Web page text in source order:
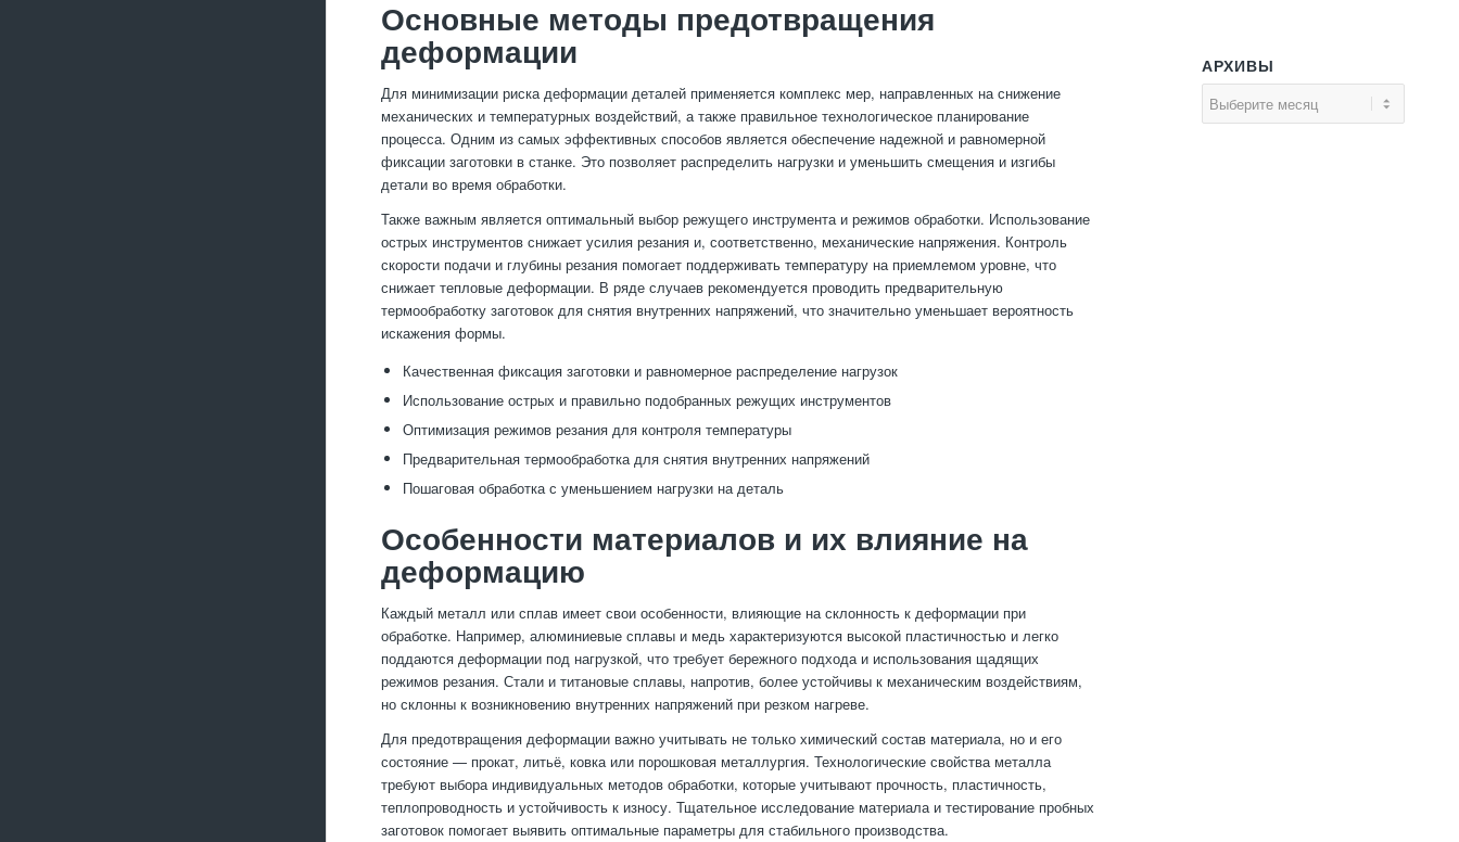
Основные методы предотвращения
деформации
Для минимизации риска деформации деталей применяется комплекс мер, направленных на снижение
механических и температурных воздействий, а также правильное технологическое планирование
процесса. Одним из самых эффективных способов является обеспечение надежной и равномерной
фиксации заготовки в станке. Это позволяет распределить нагрузки и уменьшить смещения и изгибы
детали во время обработки.
Также важным является оптимальный выбор режущего инструмента и режимов обработки. Использование
острых инструментов снижает усилия резания и, соответственно, механические напряжения. Контроль
скорости подачи и глубины резания помогает поддерживать температуру на приемлемом уровне, что
снижает тепловые деформации. В ряде случаев рекомендуется проводить предварительную
термообработку заготовок для снятия внутренних напряжений, что значительно уменьшает вероятность
искажения формы.
Качественная фиксация заготовки и равномерное распределение нагрузок
Использование острых и правильно подобранных режущих инструментов
Оптимизация режимов резания для контроля температуры
Предварительная термообработка для снятия внутренних напряжений
Пошаговая обработка с уменьшением нагрузки на деталь
Особенности материалов и их влияние на
деформацию
Каждый металл или сплав имеет свои особенности, влияющие на склонность к деформации при
обработке. Например, алюминиевые сплавы и медь характеризуются высокой пластичностью и легко
поддаются деформации под нагрузкой, что требует бережного подхода и использования щадящих
режимов резания. Стали и титановые сплавы, напротив, более устойчивы к механическим воздействиям,
но склонны к возникновению внутренних напряжений при резком нагреве.
Для предотвращения деформации важно учитывать не только химический состав материала, но и его
состояние — прокат, литьё, ковка или порошковая металлургия. Технологические свойства металла
требуют выбора индивидуальных методов обработки, которые учитывают прочность, пластичность,
теплопроводность и устойчивость к износу. Тщательное исследование материала и тестирование пробных
заготовок помогает выявить оптимальные параметры для стабильного производства.
АРХИВЫ